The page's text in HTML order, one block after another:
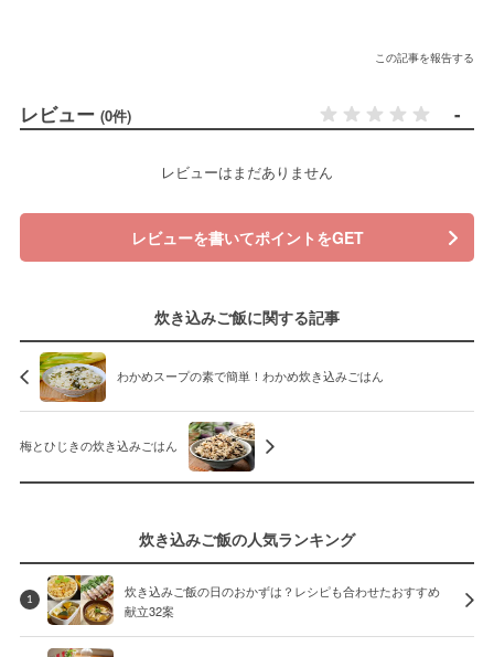
この記事を報告する
レビュー (0件) -
レビューはまだありません
レビューを書いてポイントをGET
炊き込みご飯に関する記事
わかめスープの素で簡単！わかめ炊き込みごはん
梅とひじきの炊き込みごはん
炊き込みご飯の人気ランキング
1
炊き込みご飯の日のおかずは？レシピも合わせたおすすめ
献立32案